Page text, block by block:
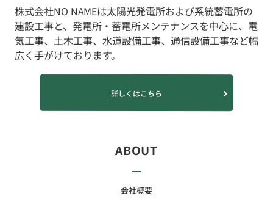
株式会社NO NAMEは太陽光発電所および系統蓄電所の
建設工事と、発電所・蓄電所メンテナンスを中心に、電
気工事、土木工事、水道設備工事、通信設備工事など幅
広く手がけております。
詳しくはこちら
ABOUT
会社概要